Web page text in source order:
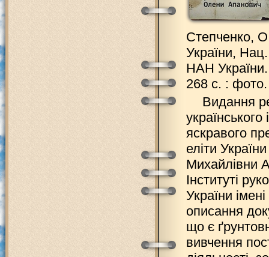
Степченко,
України,
НАН України.
268 с. : фото.
Видання
українського
яскравого
еліти
Михайлівни
Інституті
України
описання
що є
вивчення